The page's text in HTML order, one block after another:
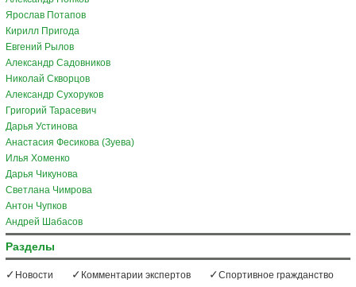
Ярослав Потапов
Кирилл Пригода
Евгений Рылов
Александр Садовников
Николай Скворцов
Александр Сухоруков
Григорий Тарасевич
Дарья Устинова
Анастасия Фесикова (Зуева)
Илья Хоменко
Дарья Чикунова
Светлана Чимрова
Антон Чупков
Андрей Шабасов
Разделы
Новости Комментарии экспертов
Спортивное гражданство